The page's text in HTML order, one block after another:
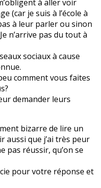
à aller voir
(car je suis à l’école à
à leur parler ou sinon
n’arrive pas du tout à
sociaux à cause
comment vous faites
demander leurs
bizarre de lire un
aussi que j’ai très peur
pas réussir, qu’on se
pour votre réponse et